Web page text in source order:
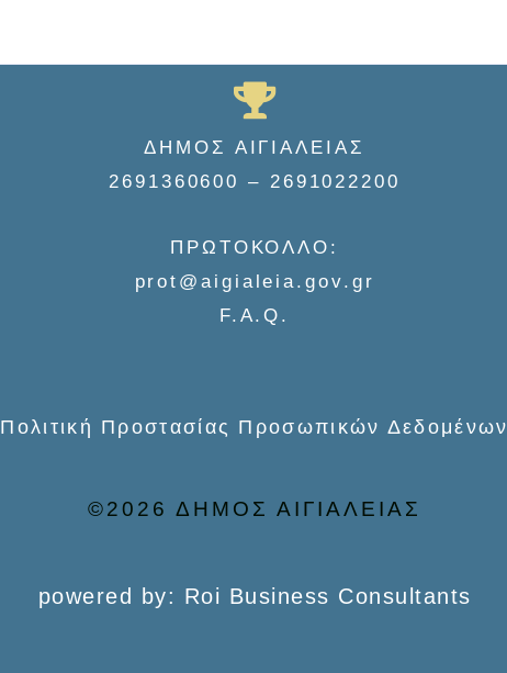
ΔΗΜΟΣ ΑΙΓΙΑΛΕΙΑΣ
2691360600 – 2691022200
ΠΡΩΤΟΚΟΛΛΟ:
prot@aigialeia.gov.gr
F.A.Q.
Πολιτική Προστασίας Προσωπικών Δεδομένων
©2026 ΔΗΜΟΣ ΑΙΓΙΑΛΕΙΑΣ
powered by: Roi Business Consultants